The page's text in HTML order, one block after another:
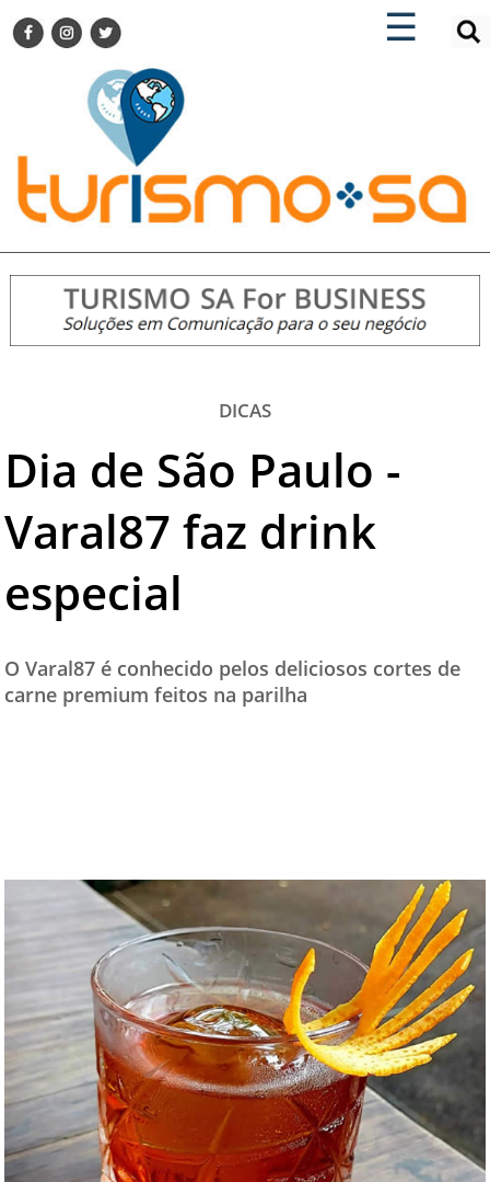
☰
×
TURISMO SA FOR BUSINESS
DESTINOS NACIONAIS
DESTINOS INTERNACIONAIS
CITY BREAK
TURISMO E MERCADO
EVENTOS
HOTELARIA
DICAS
VITRINE
TURISMO SA TV
TESTADO E APROVADO
CONTATO
×
ENCONTRE SUA NOTÍCIA
DICAS
Dia de São Paulo -
Varal87 faz drink
especial
O Varal87 é conhecido pelos deliciosos cortes de
carne premium feitos na parilha